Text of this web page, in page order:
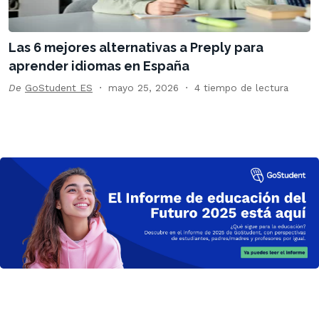
Las 6 mejores alternativas a Preply para
aprender idiomas en España
De GoStudent ES mayo 25, 2026 4 tiempo de lectura